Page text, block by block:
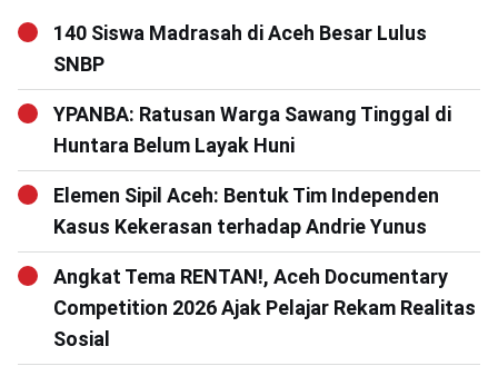
140 Siswa Madrasah di Aceh Besar Lulus
SNBP
YPANBA: Ratusan Warga Sawang Tinggal di
Huntara Belum Layak Huni
Elemen Sipil Aceh: Bentuk Tim Independen
Kasus Kekerasan terhadap Andrie Yunus
Angkat Tema RENTAN!, Aceh Documentary
Competition 2026 Ajak Pelajar Rekam Realitas
Sosial